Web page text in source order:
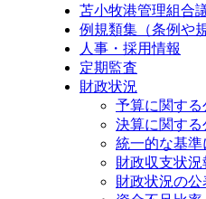
苫小牧港管理組合
例規類集（条例や
人事・採用情報
定期監査
財政状況
予算に関する
決算に関する
統一的な基
財政収支状況
財政状況の公